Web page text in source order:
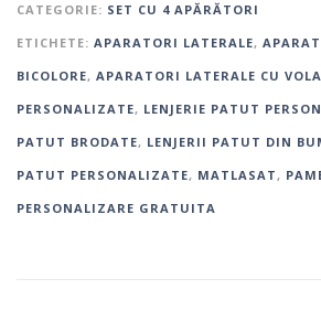
CATEGORIE: SET CU 4 APĂRĂTORI
ETICHETE: APARATORI LATERALE,
BICOLORE, APARATORI LATERALE CU
PERSONALIZATE, LENJERIE PATUT
PATUT BRODATE, LENJERII PATUT DIN
PATUT PERSONALIZATE, MATLASAT,
PERSONALIZARE GRATUITA